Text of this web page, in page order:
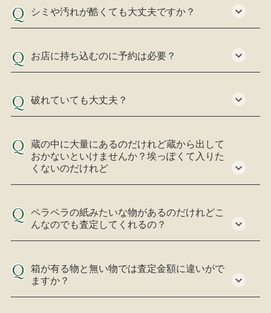
シミや汚れが酷くても大丈夫ですか？
お店に持ち込むのに予約は必要？
破れていても大丈夫？
蔵の中に大量にあるのだけれど蔵から出して
おかないといけませんか？埃っぽくて入りた
くないのだけれど
ペラペラの紙みたいな物があるのだけれどこ
んなのでも査定してくれるの？
箱が有る物と無い物では査定金額に違いがで
ますか？